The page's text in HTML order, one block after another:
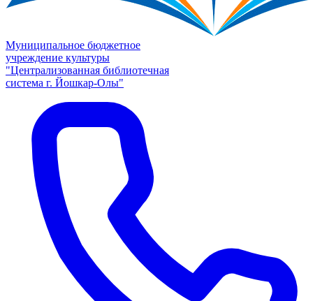
Муниципальное бюджетное
учреждение культуры
"Централизованная библиотечная
система г. Йошкар-Олы"